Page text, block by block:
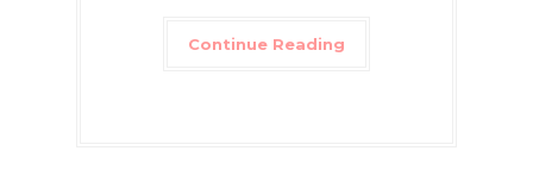
Continue Reading